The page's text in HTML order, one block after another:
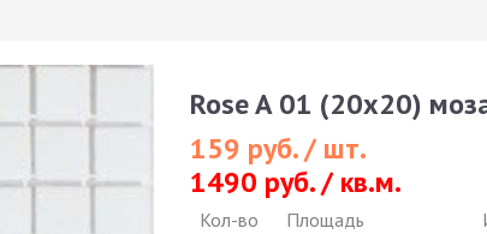
Rose A 01 (20x20)
159 руб. / шт.
1490 руб. / кв.м.
Кол-во Площадь